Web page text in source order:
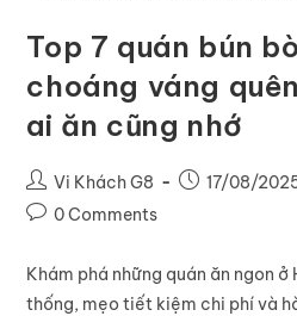
Top 7 quán bún
choáng váng
ai ăn cũng nhớ
Vi Khách G8 17/08/
0 Comments
Khám phá những quán ăn ngon
thống, mẹo tiết kiệm chi phí và